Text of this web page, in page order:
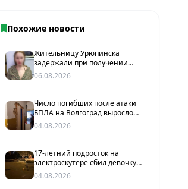
Похожие новости
Жительницу Урюпинска
задержали при получении
закладки с мефедроном в
Волгограде
06.08.2026
Число погибших после атаки
БПЛА на Волгоград выросло
до двух человек
04.08.2026
17-летний подросток на
электроскутере сбил девочку
в Волгограде
04.08.2026